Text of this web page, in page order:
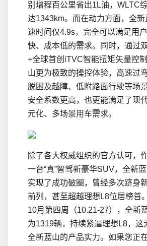
别增程百公里省出1L油，WLTC
达1343km。而在动力方面，全新
速时间仅4.9s，完全可以满足用
快、成本低的需求。同时，通过
+全球首创iTVC智能扭矩矢量控
山更为极致的操控体验，高速过
脱困及越障、低附路面行驶等场
安全系数更高，也更能满足了现
元化、多场景用车需求。
除了各大权威组织的官方认可，
一台“真”智驾新豪华SUV，全新
实现了成功破圈，曾经多次跻身
前列，甚至超越理想L8位居榜首
10月第四周（10.21-27），全新
为1319辆，持续紧逼理想L8，这
全新蓝山的产品实力。如果您正